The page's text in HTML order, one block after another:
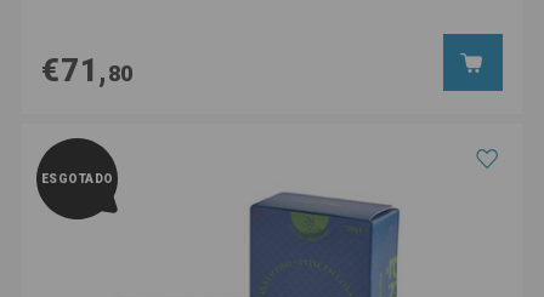
€71,80
ESGOTADO